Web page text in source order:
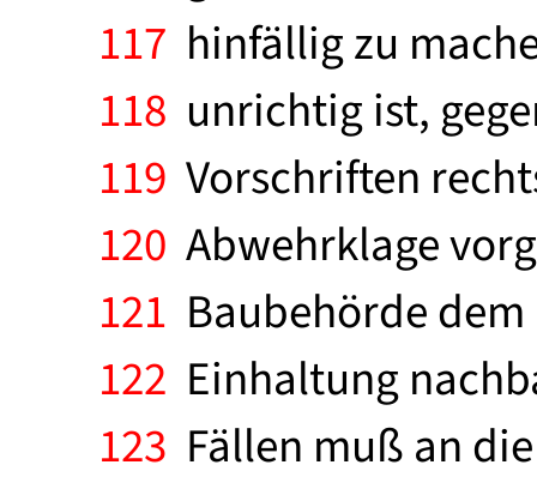
117 hinfällig zu
118 unrichtig ist,
119 Vorschriften
120 Abwehrklage
121 Baubehörde
122 Einhaltung
123 Fällen muß an